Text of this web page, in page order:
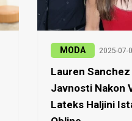
MODA 2025-07-
Lauren
Javnosti Nakon
Lateks Haljini